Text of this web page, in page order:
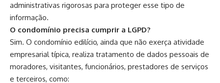
administrativas rigorosas para proteger esse tipo de
informação.
O condomínio precisa cumprir a LGPD?
Sim. O condomínio edilício, ainda que não exerça atividade
empresarial típica, realiza tratamento de dados pessoais de
moradores, visitantes, funcionários, prestadores de serviços
e terceiros, como: